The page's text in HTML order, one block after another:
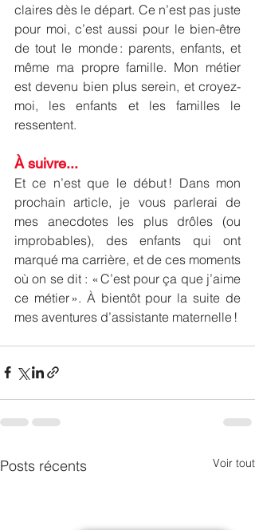
claires dès le départ. Ce n’est pas juste
pour moi, c’est aussi pour le bien-être
de tout le monde : parents, enfants, et
même ma propre famille. Mon métier
est devenu bien plus serein, et croyez-
moi, les enfants et les familles le
ressentent.
À suivre...
Et ce n’est que le début ! Dans mon
prochain article, je vous parlerai de
mes anecdotes les plus drôles (ou
improbables), des enfants qui ont
marqué ma carrière, et de ces moments
où on se dit : « C’est pour ça que j’aime
ce métier ». À bientôt pour la suite de
mes aventures d’assistante maternelle !
Posts récents Voir tout